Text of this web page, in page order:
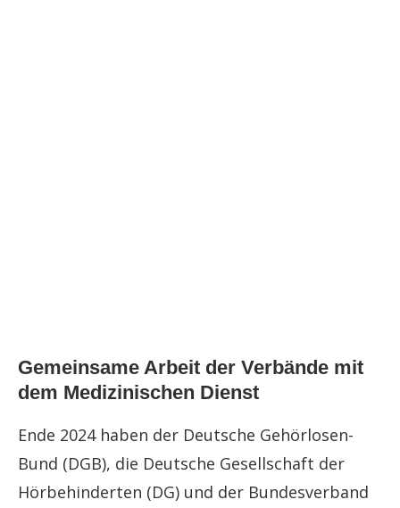
Gemeinsame Arbeit der Verbände mit
dem Medizinischen Dienst
Ende 2024 haben der Deutsche Gehörlosen-
Bund (DGB), die Deutsche Gesellschaft der
Hörbehinderten (DG) und der Bundesverband